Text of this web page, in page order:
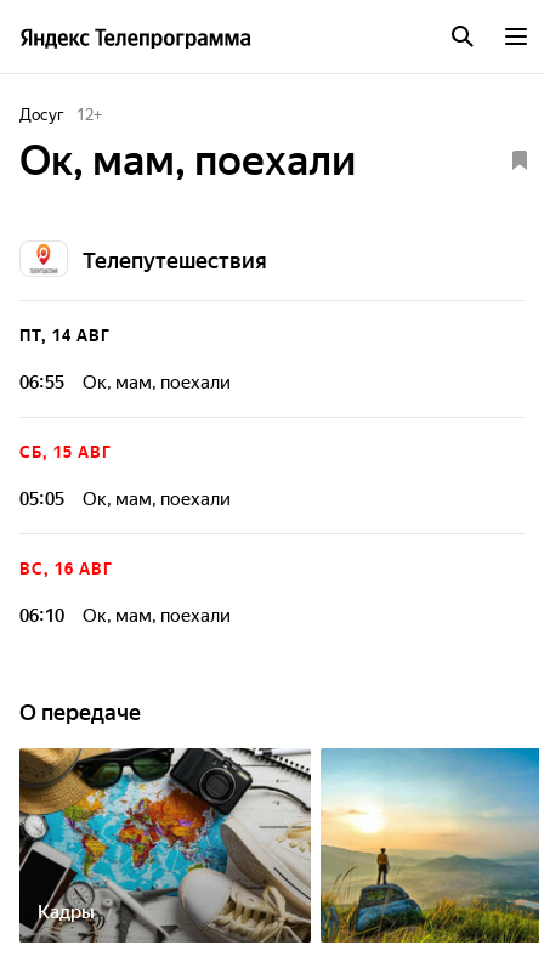
Досуг 12+
Ок, мам, поехали
Телепутешествия
ПТ, 14 АВГ
06:55 Ок, мам, поехали
СБ, 15 АВГ
05:05 Ок, мам, поехали
ВС, 16 АВГ
06:10 Ок, мам, поехали
О передаче
Кадры